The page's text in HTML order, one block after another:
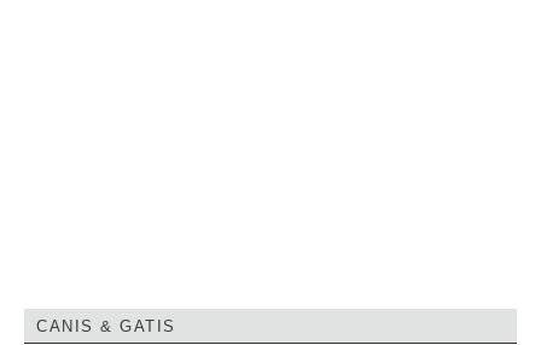
CANIS & GATIS